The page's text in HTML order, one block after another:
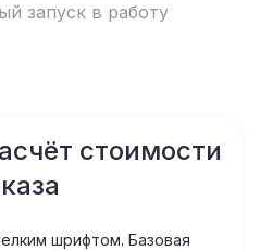
запуск в работу
стоимости
шрифтом. Базовая